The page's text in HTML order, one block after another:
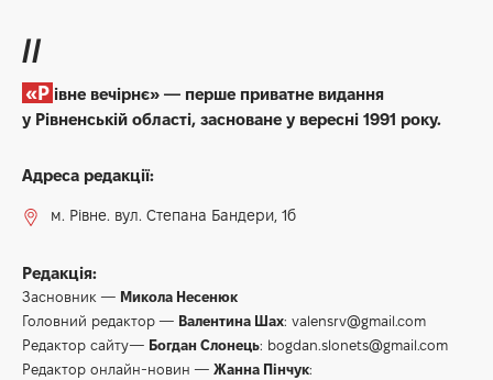
//
«Рівне вечірнє» — перше приватне видання
у Рівненській області, засноване у вересні 1991 року.
Адреса редакції:
м. Рівне. вул. Степана Бандери, 1б
Редакція:
Засновник — Микола Несенюк
Головний редактор — Валентина Шах: valensrv@gmail.com
Редактор сайту— Богдан Слонець: bogdan.slonets@gmail.com
Редактор онлайн-новин — Жанна Пінчук: